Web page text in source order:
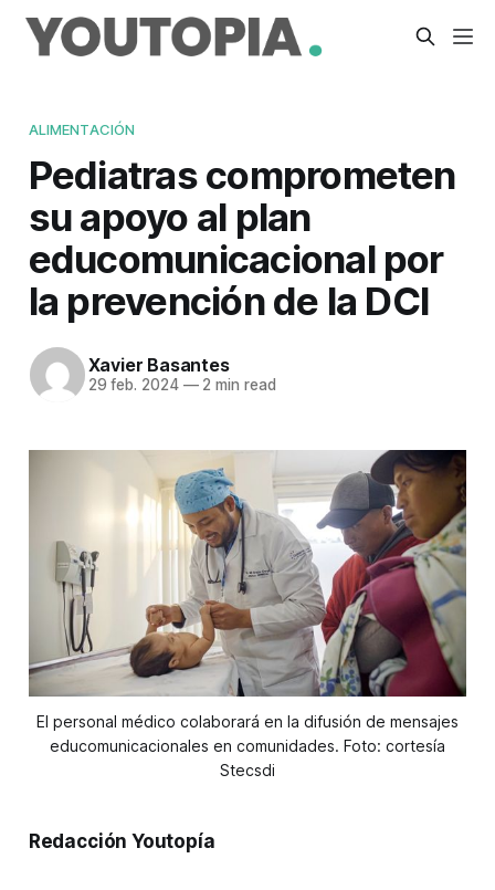
ALIMENTACIÓN
Pediatras comprometen
su apoyo al plan
educomunicacional por
la prevención de la DCI
Xavier Basantes
29 feb. 2024 —2 min read
El personal médico colaborará en la difusión de mensajes
educomunicacionales en comunidades. Foto: cortesía
Stecsdi
Redacción Youtopía